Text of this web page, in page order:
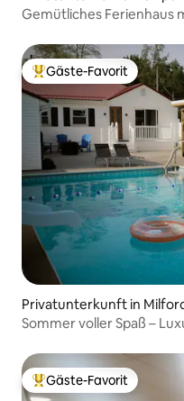
Gemütliches Ferienhaus
Beliebter Gäste-Favorit.
Gäste-Favorit
Privatunterkunft in
Sommer voller Spaß –
Beliebter Gäste-Favorit.
Gäste-Favorit